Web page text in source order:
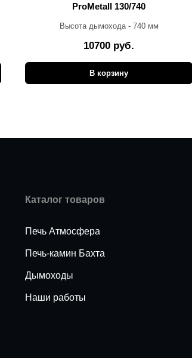
ProMetall 130/740
Высота дымохода - 740 мм
10700 руб.
В корзину
Каталог товаров
Печь Атмосфера
Печь-камин Бахта
Дымоходы
Наши работы